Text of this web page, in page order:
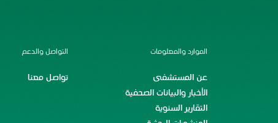
الموارد والمعلومات
عن المستشفى
الأخبار والبيانات الصحفية
التقارير السنوية
التواصل والدعم
تواصل معنا